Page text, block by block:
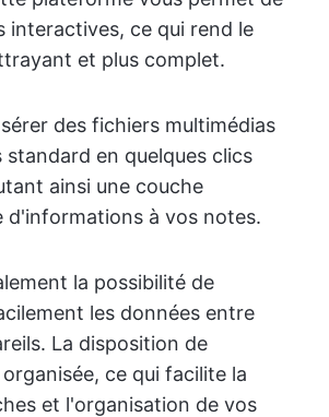
interactives, ce qui rend le
et plus complet.
des fichiers multimédias
standard en quelques clics
ainsi une couche
d'informations à vos notes.
la possibilité de
les données entre
La disposition de
ce qui facilite la
et l'organisation de vos